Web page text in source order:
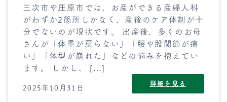
三次市や庄原市では、お産ができる産婦人科
がわずか2箇所しかなく、産後のケア体制が十
分でないのが現状です。 出産後、多くのお母
さんが「体重が戻らない」「腰や股関節が痛
い」「体型が崩れた」などの悩みを抱えてい
ます。 しかし、 […]
2025年10月31日 詳細を見る